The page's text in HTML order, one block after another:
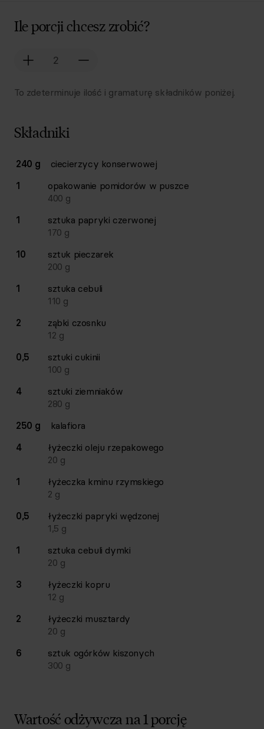
Ile porcji chcesz zrobić?
To zdeterminuje ilość i gramaturę składników poniżej.
Składniki
Lista składników przepisu z ilościami i wagami
Ilość Składnik
240 g
ciecierzycy konserwowej
1
opakowanie pomidorów w puszce
400 g
1
sztuka papryki czerwonej
170 g
10
sztuk pieczarek
200 g
1
sztuka cebuli
110 g
2
ząbki czosnku
12 g
0,5
sztuki cukinii
100 g
4
sztuki ziemniaków
280 g
250 g
kalafiora
4
łyżeczki oleju rzepakowego
20 g
1
łyżeczka kminu rzymskiego
2 g
0,5
łyżeczki papryki wędzonej
1,5 g
1
sztuka cebuli dymki
20 g
3
łyżeczki kopru
12 g
2
łyżeczki musztardy
20 g
6
sztuk ogórków kiszonych
300 g
Wartość odżywcza na 1 porcję